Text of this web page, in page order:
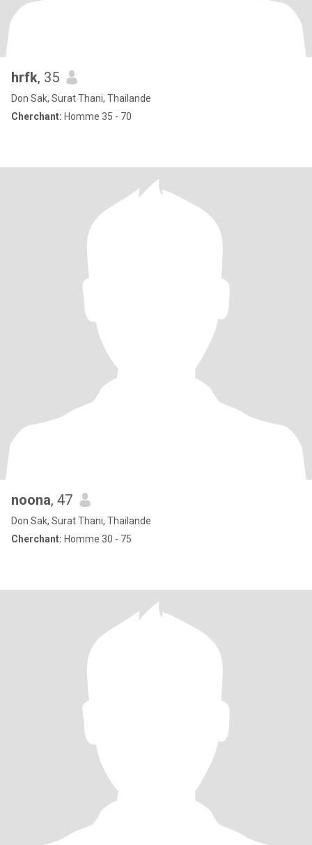
hrfk, 35
Don Sak, Surat Thani, Thailande
Cherchant: Homme 35 - 70
noona, 47
Don Sak, Surat Thani, Thailande
Cherchant: Homme 30 - 75